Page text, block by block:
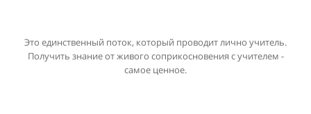
15
16
14 14
Это единственный поток, который проводит лично учитель.
Получить знание от живого соприкосновения с учителем -
самое ценное.